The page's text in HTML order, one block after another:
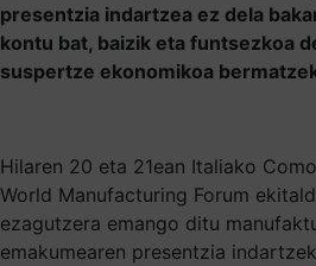
presentzia indartzea ez dela
kontu bat, baizik eta funtsezkoa
suspertze ekonomikoa
Hilaren 20 eta 21ean Italiako
World Manufacturing Forum
ezagutzera emango ditu
emakumearen presentzia